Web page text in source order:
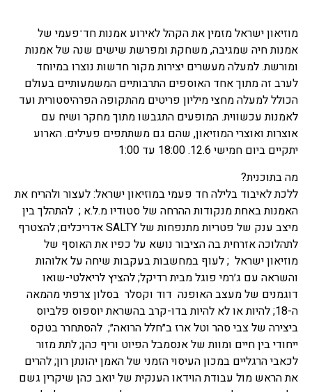
מוזיאון ישראל מזמין את הקהל לאירוע אמנות חד־פעמי של
אמנות חיה שמגיבה, משחקת ומפרשת שישים שנה של אמנות
ומורשת. למעלה מעשרים יצירות מקור חדשות נוצרו במיוחד
לערב זה מתוך אחד האוספים התרבותיים המשמעותיים בעולם
הכולל למעלה מחצי מיליון פריטים מהתקופה הפרהיסטורית ועד
לאמנות עכשווית. המופעים התגבשו מתוך מחקר ושיח עם
אוצרות ואוצרי המוזיאון, שהם גם משתתפים פעילים. הארוע
יתקיים ביום חמישי 12.6. 18:00 עד 1:00
מה בתוכנית?
ללכת לאיבוד בלילה חד פעמי במוזיאון ישראל: לעצור ולהריח את
האמנות באחת מנקודות ההרחה של סטודיו מ.ל.א ; להתהלך בין
מיצב ענק של פטריות מתנפחות של SALTY אדריכלים; להצטרף
לתהלוכה אזרחית בה הציבור נושא על כפיו את האוסף של
מוזיאון ישראל ; לעוף במחשבות בעקבות שיחה על אלוהות
והשראה עם ג׳רמי פוגל מבית רדיקל; להציץ לריאלטי-שואו
דוגמנים של מעצב האופנה דוד וקסלר בסלון צרפתי מהמאה
ה-18; להיות או לא להיות בדו-קרב בהשראת יוספוס פלביוס
ביצירה של צבי סהר וטל ארז ב״חלל הרואה״; להסתחרר בטקס
ייחודי בין חיים ומוות של אנסמבל הפיוט וריף כהן; לתת מזור
לכאבי הרגליים במכון העיסוי הזמני של האמן יהונתן רון; להרים
את הראש מול עבודת הוידאו הענקית של יואב כהן שיקרין גשם